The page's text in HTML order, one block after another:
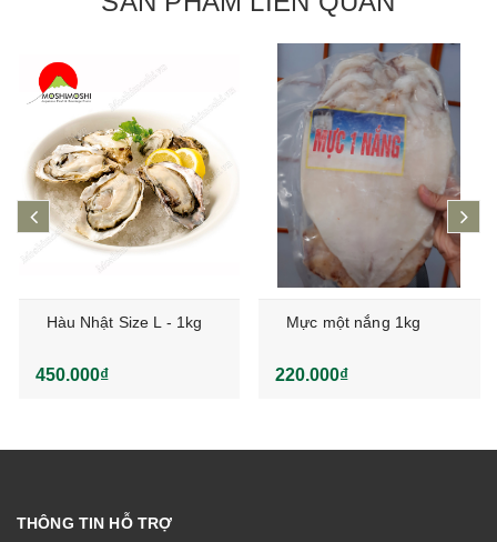
Hàu Nhật Size L - 1kg
450.000₫
Mực một nắng 1kg
220.000₫
prev
THÔNG TIN HỖ TRỢ